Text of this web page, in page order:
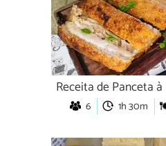
Receita de Panceta
6 1h 30m